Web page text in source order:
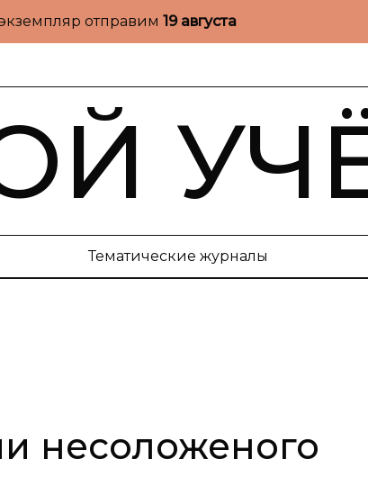
отправим 19 августа
Тематические журналы
несоложеного